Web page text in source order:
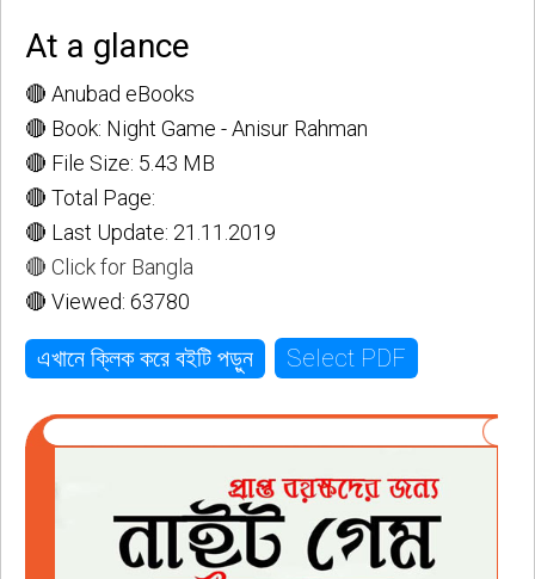
At a glance
🔴 Anubad eBooks
🔴 Book: Night Game - Anisur Rahman
🔴 File Size: 5.43 MB
🔴 Total Page:
🔴 Last Update: 21.11.2019
🔴 Click for Bangla
🔴 Viewed: 63780
এখানে ক্লিক করে বইটি পড়ুন Select PDF